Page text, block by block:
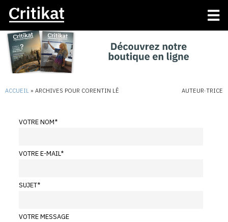
ACCUEIL » ARCHIVES POUR CORENTIN LÊ AUTEUR·TRICE
VOTRE NOM*
VOTRE E-MAIL*
SUJET*
VOTRE MESSAGE